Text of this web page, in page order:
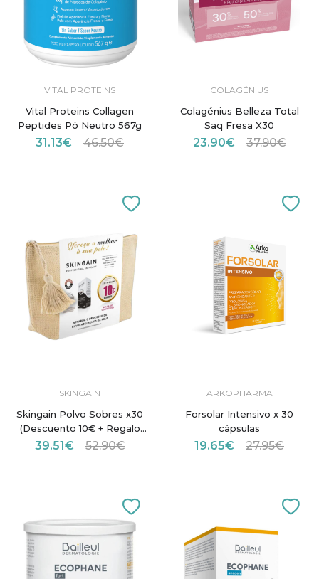
VITAL PROTEINS
Vital Proteins Collagen
Peptides Pó Neutro 567g
31.13€ 46.50€
COLAGÉNIUS
Colagénius Belleza Total
Saq Fresa X30
23.90€ 37.90€
SKINGAIN
Skingain Polvo Sobres x30
(Descuento 10€ + Regalo
Bolsa)
39.51€ 52.90€
ARKOPHARMA
Forsolar Intensivo x 30
cápsulas
19.65€ 27.95€